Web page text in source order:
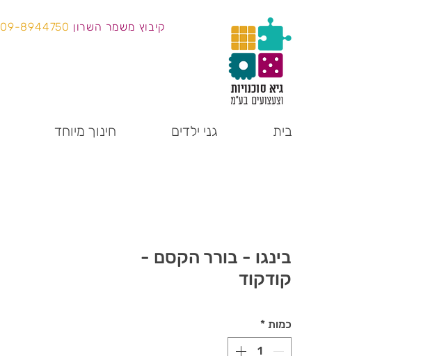
קיבוץ משמר השרון 09-8944750
בית גני ילדים חינוך מיוחד
בינגו - בורר הקסם -
קודקוד
כמות *